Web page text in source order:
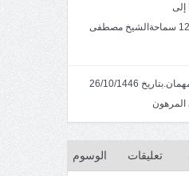
إلى
مغفره.بتاريخ12/10/1446 سماحةالشيخ مصطفى
خطبة الجمعة٢- أمران مهمان.بتاريخ 26/10/1446
تعليقات الوسوم